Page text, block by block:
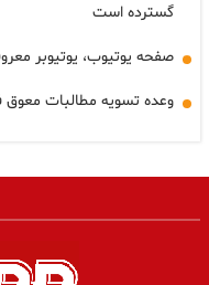
گسترده است
صفحه یوتیوب، یوتیوبر
وعده تسویه مطالبات معوق